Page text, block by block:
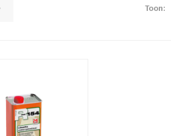
Toon: